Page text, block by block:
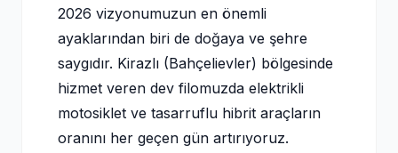
2026 vizyonumuzun en önemli
ayaklarından biri de doğaya ve şehre
saygıdır. Kirazlı (Bahçelievler) bölgesinde
hizmet veren dev filomuzda elektrikli
motosiklet ve tasarruflu hibrit araçların
oranını her geçen gün artırıyoruz.